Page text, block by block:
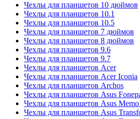
Чехлы для планшетов 10 дюймов
Чехлы для планшетов 10.1
Чехлы для планшетов 10.5
Чехлы для планшетов 7 дюймов
Чехлы для планшетов 8 дюймов
Чехлы для планшетов 9.6
Чехлы для планшетов 9.7
Чехлы для планшетов Acer
Чехлы для планшетов Acer Iconia
Чехлы для планшетов Archos
Чехлы для планшетов Asus
Чехлы для планшетов Asus Memo
Чехлы для планшетов Asus